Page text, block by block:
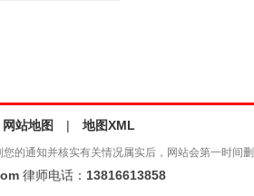
网站地图 | 地图XML
的通知并核实有关情况属实后，网站会第一时间删
律师电话： 13816613858